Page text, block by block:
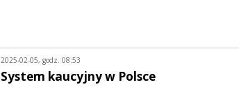
2025-02-05, godz. 08:53
System kaucyjny w Polsce